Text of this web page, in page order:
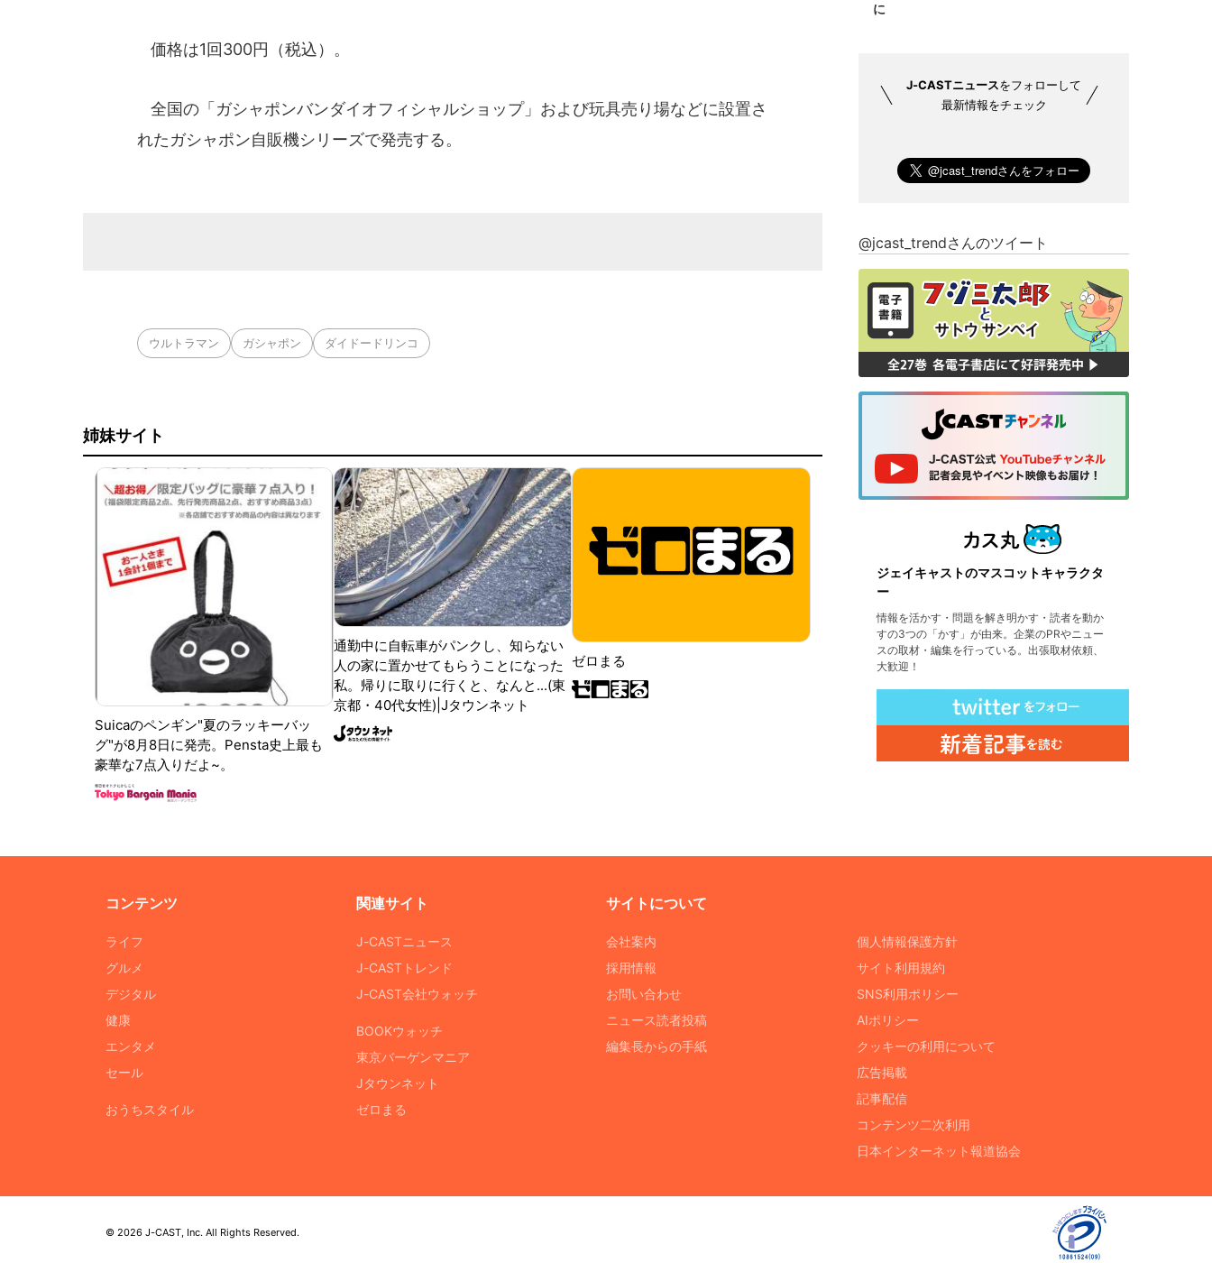
価格は1回300円（税込）。
全国の「ガシャポンバンダイオフィシャルショップ」および玩具売り場などに設置さ
れたガシャポン自販機シリーズで発売する。
ウルトラマン ガシャポン ダイドードリンコ
姉妹サイト
Suicaのペンギン"夏のラッキーバッ
グ"が8月8日に発売。Pensta史上最も
豪華な7点入りだよ~。
通勤中に自転車がパンクし、知らない
人の家に置かせてもらうことになった
私。帰りに取りに行くと、なんと...(東
京都・40代女性)|Jタウンネット
ゼロまる
に
J-CASTニュースをフォローして
最新情報をチェック
@jcast_trendさんのツイート
ジェイキャストのマスコットキャラクタ
ー
情報を活かす・問題を解き明かす・読者を動か
すの3つの「かす」が由来。企業のPRやニュー
スの取材・編集を行っている。出張取材依頼、
大歓迎！
コンテンツ
ライフ
グルメ
デジタル
健康
エンタメ
セール
おうちスタイル
関連サイト
J-CASTニュース
J-CASTトレンド
J-CAST会社ウォッチ
BOOKウォッチ
東京バーゲンマニア
Jタウンネット
ゼロまる
サイトについて
会社案内
採用情報
お問い合わせ
ニュース読者投稿
編集長からの手紙
個人情報保護方針
サイト利用規約
SNS利用ポリシー
AIポリシー
クッキーの利用について
広告掲載
記事配信
コンテンツ二次利用
日本インターネット報道協会
© 2026 J-CAST, Inc. All Rights Reserved.